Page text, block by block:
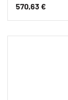
570,63 €